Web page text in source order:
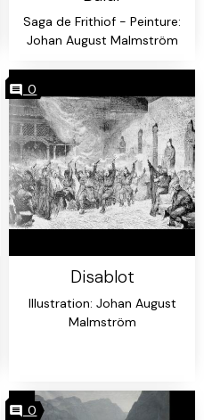
Saga de Frithiof - Peinture:
Johan August Malmström
0
Disablot
Illustration: Johan August
Malmström
0